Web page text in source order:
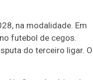
na modalidade. Em
futebol de cegos.
do terceiro ligar. O